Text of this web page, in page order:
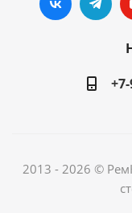
2013 - 2026 ©